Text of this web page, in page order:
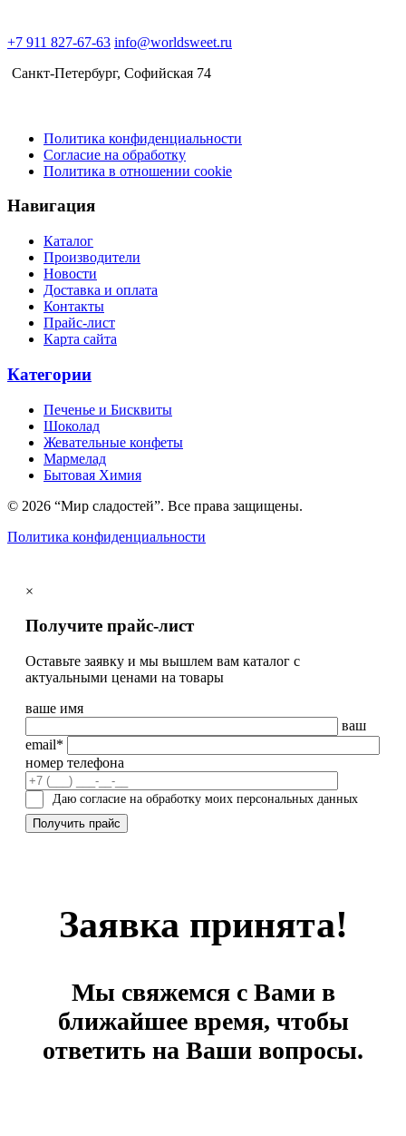
+7 911 827-67-63 info@worldsweet.ru
Санкт-Петербург​, Софийская 74
Политика конфиденциальности
Согласие на обработку
Политика в отношении cookie
Навигация
Каталог
Производители
Новости
Доставка и оплата
Контакты
Прайс-лист
Карта сайта
Категории
Печенье и Бисквиты
Шоколад
Жевательные конфеты
Мармелад
Бытовая Химия
© 2026 “Мир сладостей”. Все права защищены.
Политика конфиденциальности
×
Получите прайс-лист
Оставьте заявку и мы вышлем вам каталог с
актуальными ценами на товары
ваше имя
ваш
email*
номер телефона
Даю согласие на обработку моих персональных данных
Заявка принята!
Мы свяжемся с Вами в
ближайшее время, чтобы
ответить на Ваши вопросы.